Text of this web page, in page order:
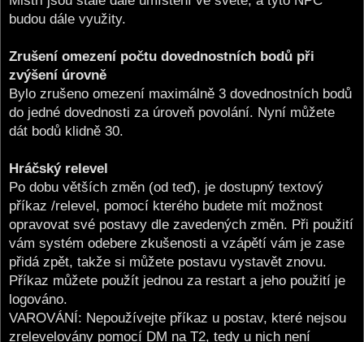
budou dále využity.
Zrušení omezení počtu dovednostních bodů při
zvýšení úrovně
Bylo zrušeno omezení maximálně 3 dovednostních bodů
do jedné dovednosti za úroveň povolání. Nyní můžete
dát bodů klidně 30.
Hráčský relevel
Po dobu větších změn (od teď), je dostupný textový
příkaz /relevel, pomocí kterého budete mít možnost
opravovat své postavy dle zavedených změn. Při použití
vám systém odebere zkušenosti a vzápětí vám je zase
přidá zpět, takže si můžete postavu vystavět znovu.
Příkaz můžete použít jednou za restart a jeho použití je
logováno.
VAROVÁNÍ: Nepoužívejte příkaz u postav, které nejsou
zrelevelovány pomocí DM na T2, tedy u nich není